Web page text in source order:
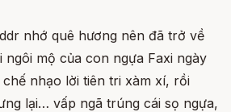
nhớ quê hương nên đã trở về
ngôi mộ của con ngựa Faxi ngày
nhạo lời tiên tri xàm xí, rồi
lại… vấp ngã trúng cái sọ ngựa,